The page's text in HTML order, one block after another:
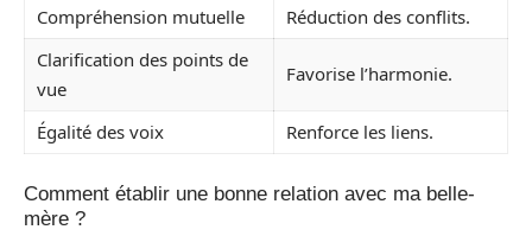
Compréhension mutuelle
Réduction des conflits.
Clarification des points de
vue
Favorise l’harmonie.
Égalité des voix Renforce les liens.
Comment établir une bonne relation avec ma belle-
mère ?